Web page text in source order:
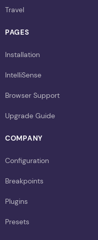
Travel
PAGES
Installation
IntelliSense
Browser Support
Upgrade Guide
COMPANY
Configuration
Breakpoints
Plugins
Presets